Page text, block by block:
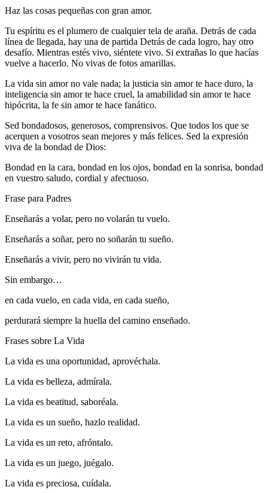
Haz las cosas pequeñas con gran amor.
Tu espíritu es el plumero de cualquier tela de araña. Detrás de cada
línea de llegada, hay una de partida Detrás de cada logro, hay otro
desafío. Mientras estés vivo, siéntete vivo. Si extrañas lo que hacías
vuelve a hacerlo. No vivas de fotos amarillas.
La vida sin amor no vale nada; la justicia sin amor te hace duro, la
inteligencia sin amor te hace cruel, la amabilidad sin amor te hace
hipócrita, la fe sin amor te hace fanático.
Sed bondadosos, generosos, comprensivos. Que todos los que se
acerquen a vosotros sean mejores y más felices. Sed la expresión
viva de la bondad de Dios:
Bondad en la cara, bondad en los ojos, bondad en la sonrisa, bondad
en vuestro saludo, cordial y afectuoso.
Frase para Padres
Enseñarás a volar, pero no volarán tu vuelo.
Enseñarás a soñar, pero no soñarán tu sueño.
Enseñarás a vivir, pero no vivirán tu vida.
Sin embargo…
en cada vuelo, en cada vida, en cada sueño,
perdurará siempre la huella del camino enseñado.
Frases sobre La Vida
La vida es una oportunidad, aprovéchala.
La vida es belleza, admírala.
La vida es beatitud, saboréala.
La vida es un sueño, hazlo realidad.
La vida es un reto, afróntalo.
La vida es un juego, juégalo.
La vida es preciosa, cuídala.